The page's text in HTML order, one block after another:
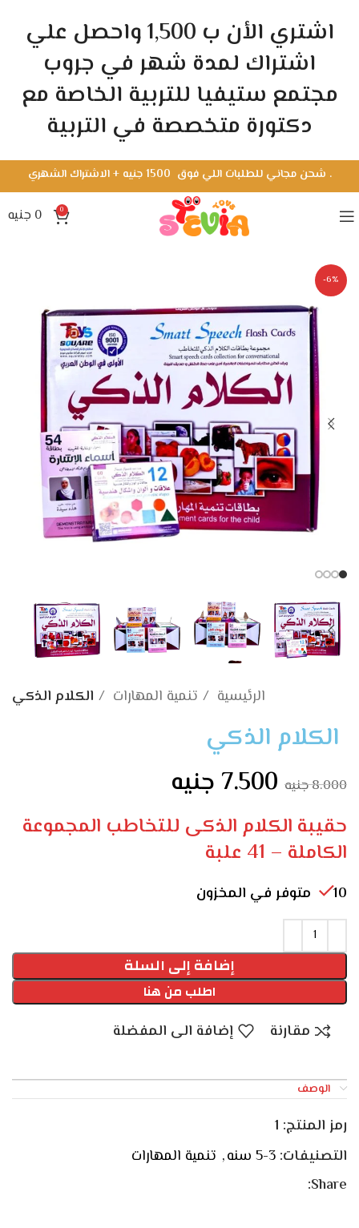
. شحن مجاني للطلبات اللي فوق 1500 جنيه + الاشتراك الشهري
0
0 جنيه
-6%
الرئيسية تنمية المهارات الكلام الذكي
الكلام الذكي
8.000جنيه 7.500 جنيه
حقيبة الكلام الذكى للتخاطب المجموعة
الكاملة – 41 علبة
10 متوفر في المخزون
إضافة إلى السلة
اطلب من هنا
مقارنة إضافة الى المفضلة
الوصف
رمز المنتج: 1
التصنيفات: 3-5 سنه , تنمية المهارات
Share:
اشتري الأن ب 1,500 واحصل علي
اشتراك لمدة شهر في جروب
مجتمع ستيفيا للتربية الخاصة مع
دكتورة متخصصة في التربية